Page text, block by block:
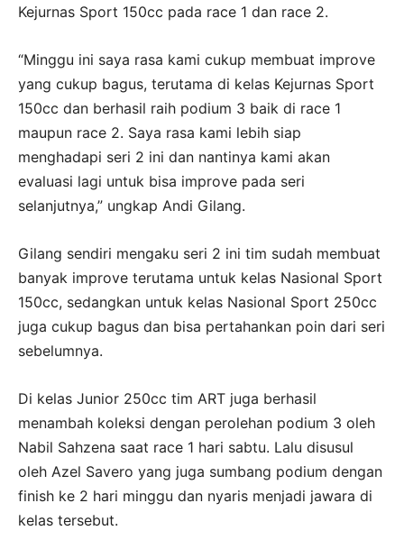
Kejurnas Sport 150cc pada race 1 dan race 2.
“Minggu ini saya rasa kami cukup membuat improve
yang cukup bagus, terutama di kelas Kejurnas Sport
150cc dan berhasil raih podium 3 baik di race 1
maupun race 2. Saya rasa kami lebih siap
menghadapi seri 2 ini dan nantinya kami akan
evaluasi lagi untuk bisa improve pada seri
selanjutnya,” ungkap Andi Gilang.
Gilang sendiri mengaku seri 2 ini tim sudah membuat
banyak improve terutama untuk kelas Nasional Sport
150cc, sedangkan untuk kelas Nasional Sport 250cc
juga cukup bagus dan bisa pertahankan poin dari seri
sebelumnya.
Di kelas Junior 250cc tim ART juga berhasil
menambah koleksi dengan perolehan podium 3 oleh
Nabil Sahzena saat race 1 hari sabtu. Lalu disusul
oleh Azel Savero yang juga sumbang podium dengan
finish ke 2 hari minggu dan nyaris menjadi jawara di
kelas tersebut.